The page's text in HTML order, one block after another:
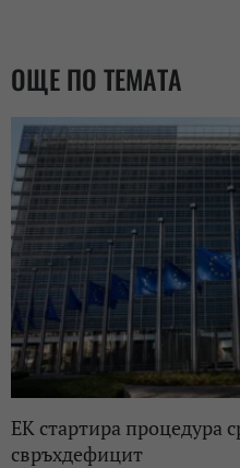
ОЩЕ ПО ТЕМАТА
ЕК стартира процедура
свръхдефицит